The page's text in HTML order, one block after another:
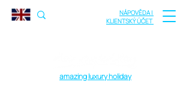
NÁPOVĚDA |
KLIENTSKÝ ÚČET
amazing luxury holiday